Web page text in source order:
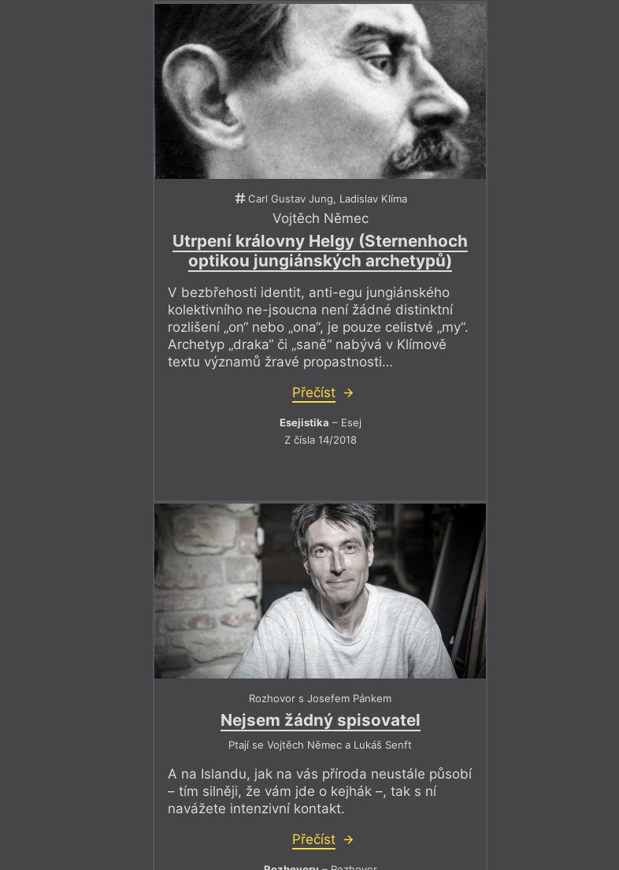
Carl Gustav Jung, Ladislav Klíma
Vojtěch Němec
Utrpení královny Helgy (Sternenhoch
optikou jungiánských archetypů)
V bezbřehosti identit, anti-egu jungiánského
kolektivního ne-jsoucna není žádné distinktní
rozlišení „on“ nebo „ona“, je pouze celistvé „my“.
Archetyp „draka“ či „saně“ nabývá v Klímově
textu významů žravé propastnosti…
Přečíst
Esejistika – Esej
Z čísla 14/2018
Rozhovor s Josefem Pánkem
Nejsem žádný spisovatel
Ptají se Vojtěch Němec a Lukáš Senft
A na Islandu, jak na vás příroda neustále působí
– tím silněji, že vám jde o kejhák –, tak s ní
navážete intenzivní kontakt.
Přečíst